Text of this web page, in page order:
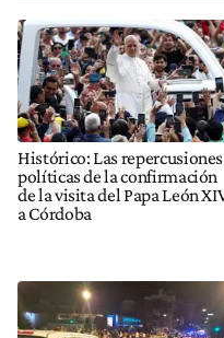
Histórico: Las repercusiones
políticas de la confirmación
de la visita del Papa León
a Córdoba